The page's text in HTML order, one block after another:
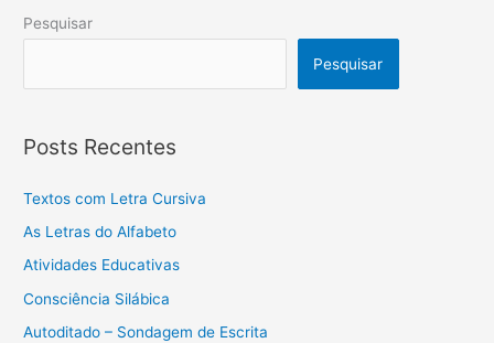
Pesquisar
Pesquisar
Posts Recentes
Textos com Letra Cursiva
As Letras do Alfabeto
Atividades Educativas
Consciência Silábica
Autoditado – Sondagem de Escrita